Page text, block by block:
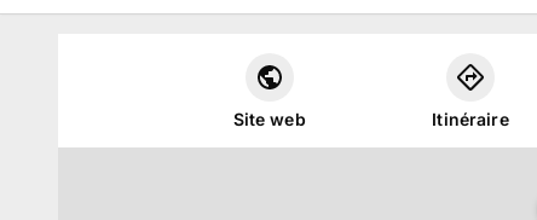
Site web Itinéraire